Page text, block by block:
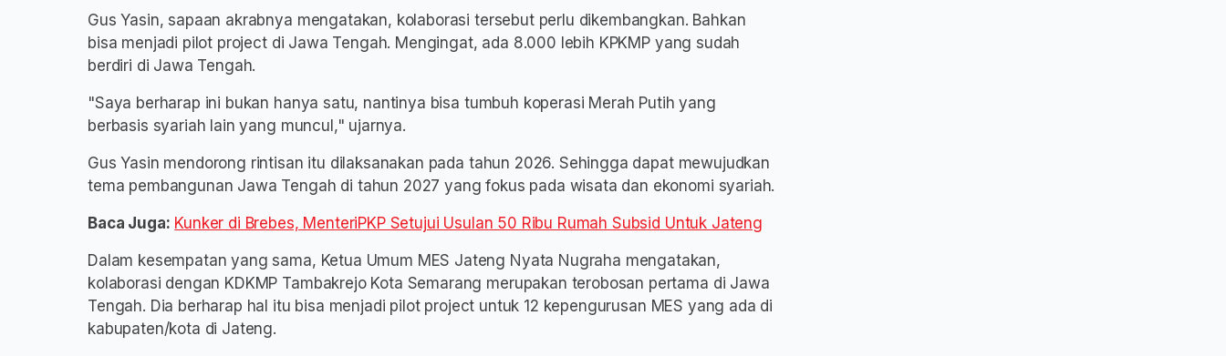
Gus Yasin, sapaan akrabnya mengatakan, kolaborasi tersebut perlu dikembangkan. Bahkan
bisa menjadi pilot project di Jawa Tengah. Mengingat, ada 8.000 lebih KPKMP yang sudah
berdiri di Jawa Tengah.
"Saya berharap ini bukan hanya satu, nantinya bisa tumbuh koperasi Merah Putih yang
berbasis syariah lain yang muncul," ujarnya.
Gus Yasin mendorong rintisan itu dilaksanakan pada tahun 2026. Sehingga dapat mewujudkan
tema pembangunan Jawa Tengah di tahun 2027 yang fokus pada wisata dan ekonomi syariah.
Baca Juga: Kunker di Brebes, MenteriPKP Setujui Usulan 50 Ribu Rumah Subsid Untuk Jateng
Dalam kesempatan yang sama, Ketua Umum MES Jateng Nyata Nugraha mengatakan,
kolaborasi dengan KDKMP Tambakrejo Kota Semarang merupakan terobosan pertama di Jawa
Tengah. Dia berharap hal itu bisa menjadi pilot project untuk 12 kepengurusan MES yang ada di
kabupaten/kota di Jateng.